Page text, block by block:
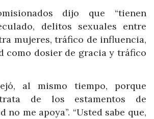
dijo que “tienen
delitos sexuales entre
mujeres, tráfico de influencia,
como dosier de gracia y tráfico
al mismo tiempo, porque
de los estamentos de
no me apoya”. “Usted sabe que,